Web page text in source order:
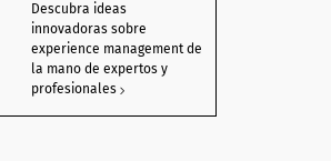
Descubra ideas
innovadoras sobre
experience management de
la mano de expertos y
profesionales